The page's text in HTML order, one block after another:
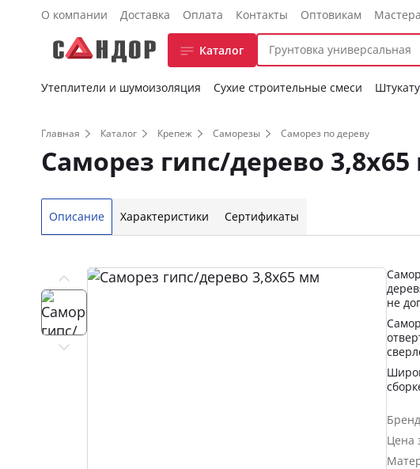
О компании Доставка Оплата Контакты Оптовикам
Каталог
Утеплители и шумоизоляция
Сухие строительные смеси
Главная Каталог Крепеж Саморезы Саморез по дереву
Саморез гипс/дерево
Описание Характеристики Сертификаты
не
Бренд
Цена